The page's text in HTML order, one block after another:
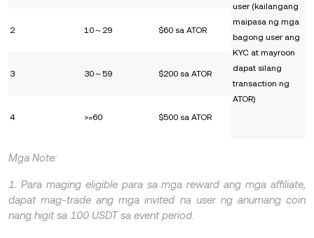
user (kailangang
maipasa ng mga
bagong user ang
KYC at mayroon
dapat silang
transaction ng
ATOR)
2 10～29 $60 sa ATOR
3 30～59 $200 sa ATOR
4 >=60 $500 sa ATOR
Mga Note:
1. Para maging eligible para sa mga reward ang mga affiliate,
dapat mag-trade ang mga invited na user ng anumang coin
nang higit sa 100 USDT sa event period.